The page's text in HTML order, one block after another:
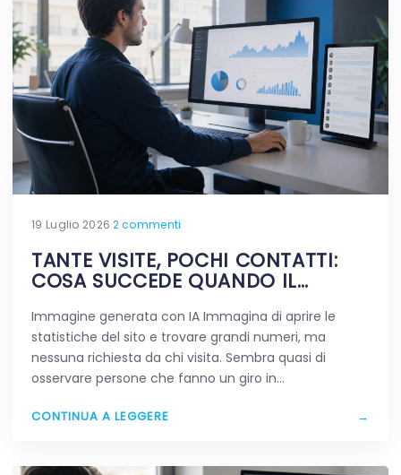
19 Luglio 2026·2 commenti
TANTE VISITE, POCHI CONTATTI:
COSA SUCCEDE QUANDO IL
Immagine generata con IA Immagina di aprire le
statistiche del sito e trovare grandi numeri, ma
nessuna richiesta da chi visita. Sembra quasi di
osservare persone che fanno un giro in…
CONTINUA A LEGGERE →